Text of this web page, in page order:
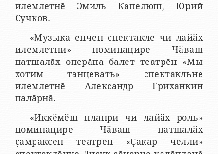
илемлетнӗ Эмиль Капелюш, Юрий
Сучков.
«Музыка енчен спектакле чи лайӑх
илемлетни» номинацире Чӑваш
патшалӑх оперӑпа балет театрӗн «Мы
хотим танцевать» спектакльне
илемлетнӗ Александр Гриханкин
палӑрнӑ.
«Иккӗмӗш планри чи лайӑх роль»
номинацире Чӑваш патшалӑх
ҫамрӑксен театрӗн «Ҫӑкӑр чӗлли»